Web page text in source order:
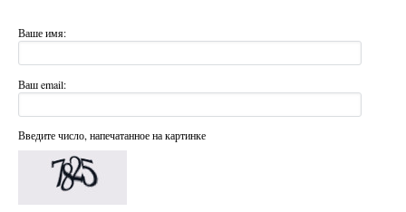
Ваше имя:
Ваш email:
Введите число, напечатанное на картинке